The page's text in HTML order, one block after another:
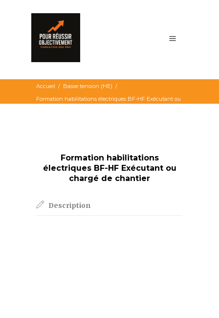
Accueil / Basse tension (HE) /
Formation habilitations électriques BF-HF Exécutant ou
Formation habilitations
électriques BF-HF Exécutant ou
chargé de chantier
Description